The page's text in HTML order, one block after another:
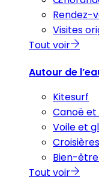
Rendez-
Visites
Tout voir
Autour de
Kitesurf
Canoë et
Voile et
Bien-
Tout voir